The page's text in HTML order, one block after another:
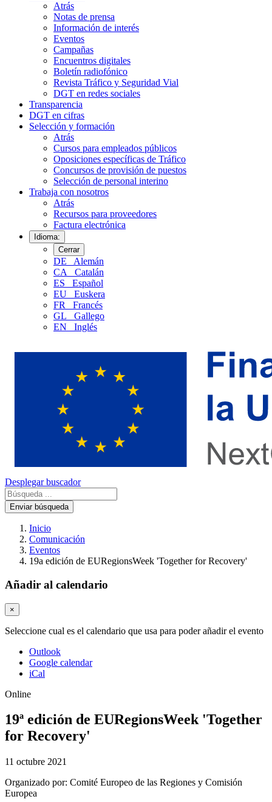
Atrás
Notas de prensa
Información de interés
Eventos
Campañas
Encuentros digitales
Boletín radiofónico
Revista Tráfico y Seguridad Vial
DGT en redes sociales
Transparencia
DGT en cifras
Selección y formación
Atrás
Cursos para empleados públicos
Oposiciones específicas de Tráfico
Concursos de provisión de puestos
Selección de personal interino
Trabaja con nosotros
Atrás
Recursos para proveedores
Factura electrónica
Idioma:
Cerrar
DE
Alemán
CA
Catalán
ES
Español
EU
Euskera
FR
Francés
GL
Gallego
EN
Inglés
Desplegar buscador
Enviar búsqueda
Inicio
Comunicación
Eventos
19a edición de EURegionsWeek 'Together for Recovery'
Añadir al calendario
×
Seleccione cual es el calendario que usa para poder añadir el evento
Outlook
Google calendar
iCal
Online
19ª edición de EURegionsWeek 'Together
for Recovery'
11 octubre 2021
Organizado por: Comité Europeo de las Regiones y Comisión
Europea